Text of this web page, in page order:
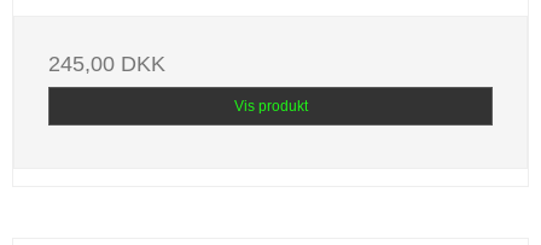
245,00 DKK
Vis produkt